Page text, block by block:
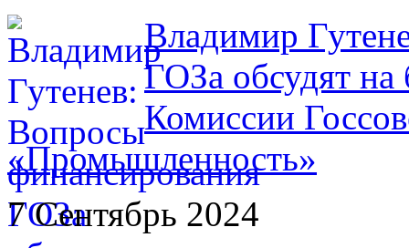
Владимир
ГОЗа обсудят
Комиссии
«Промышленность»
7 Сентябрь 2024